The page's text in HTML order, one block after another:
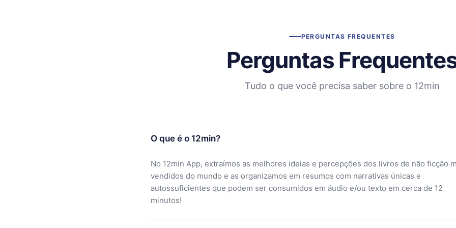
PERGUNTAS FREQUENTES
Perguntas
Tudo o que você precisa saber sobre o 12min
O que é o 12min?
No 12min App, extraímos as melhores ideias e percepções dos livros de não ficção
vendidos do mundo e as organizamos em resumos com narrativas únicas e
autossuficientes que podem ser consumidos em áudio e/ou texto em cerca de 12
minutos!